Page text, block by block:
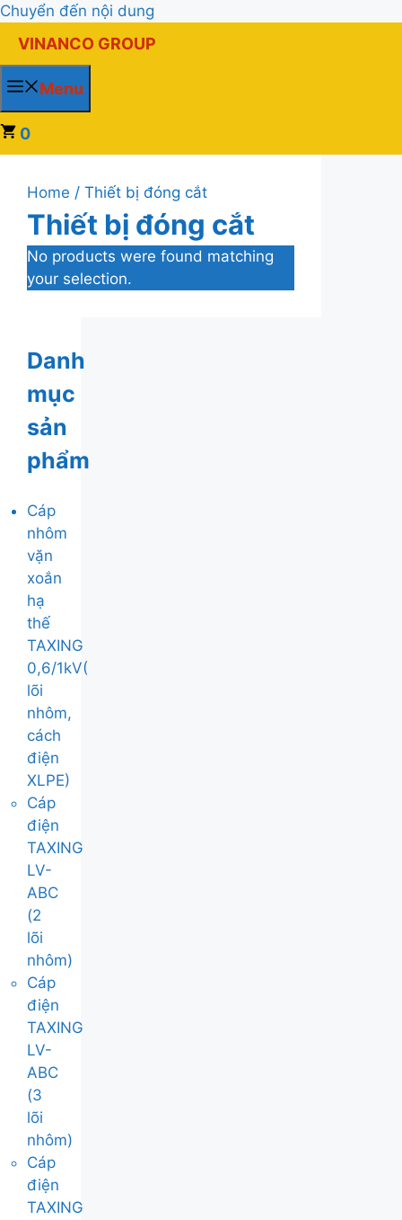
Chuyển đến nội dung
VINANCO GROUP
Menu
0
Home / Thiết bị đóng cắt
Thiết bị đóng cắt
No products were found matching
your selection.
Danh
mục
sản
phẩm
Cáp
nhôm
vặn
xoắn
hạ
thế
TAXING
0,6/1kV(
lõi
nhôm,
cách
điện
XLPE)
Cáp
điện
TAXING
LV-
ABC
(2
lõi
nhôm)
Cáp
điện
TAXING
LV-
ABC
(3
lõi
nhôm)
Cáp
điện
TAXING